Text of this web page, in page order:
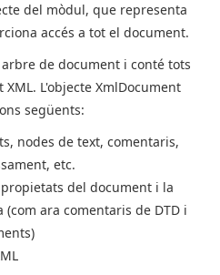
del mòdul, que representa
accés a tot el document.
de document i conté tots
L'objecte XmlDocument
següents:
nodes de text, comentaris,
etc.
del document i la
ara comentaris de DTD i